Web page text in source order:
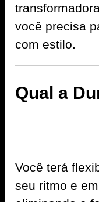
você precisa
com estilo.
Qual a
Você terá
seu ritmo e